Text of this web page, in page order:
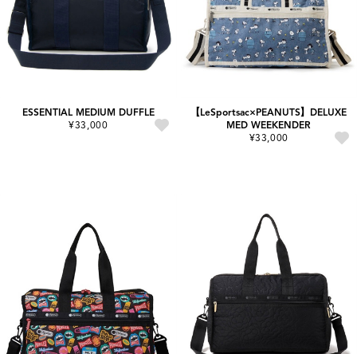
ESSENTIAL MEDIUM DUFFLE
¥33,000
【LeSportsac×PEANUTS】DELUXE
MED WEEKENDER
¥33,000